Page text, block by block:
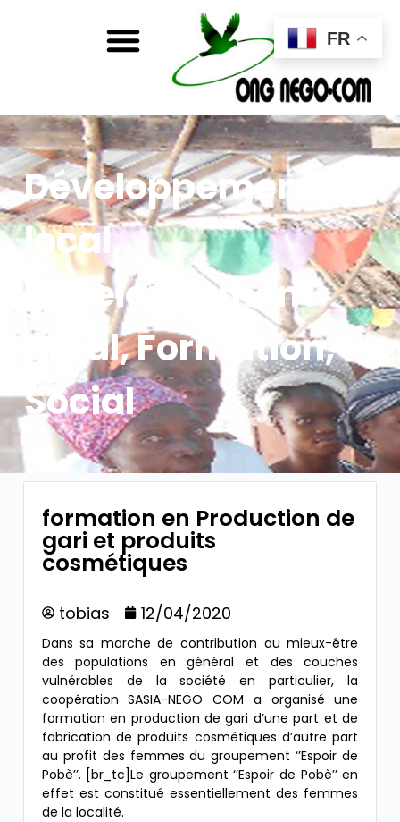
Développement
local,
Développement
Rural,Formation,
Social
formation en Production de
gari et produits
cosmétiques
tobias 12/04/2020
Dans sa marche de contribution au mieux-être
des populations en général et des couches
vulnérables de la société en particulier, la
coopération SASIA-NEGO COM a organisé une
formation en production de gari d’une part et de
fabrication de produits cosmétiquesd’autre part
au profit des femmes du groupement ‘’Espoir de
Pobè’’. [br_tc]Le groupement ‘’Espoir de Pobè’’ en
effet est constitué essentiellement des femmes
de la localité.
FR